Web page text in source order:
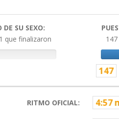
DE SU SEXO:
que finalizaron
147
RITMO OFICIAL: 4:57